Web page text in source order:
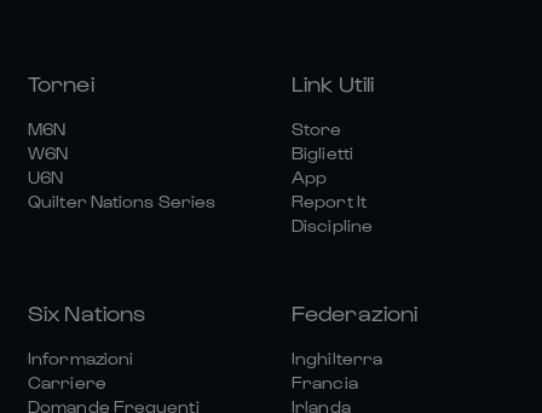
Tornei
M6N
W6N
U6N
Quilter Nations Series
Link Utili
Store
Biglietti
App
Report It
Discipline
Six Nations
Informazioni
Carriere
Domande Frequenti
Federazioni
Inghilterra
Francia
Irlanda